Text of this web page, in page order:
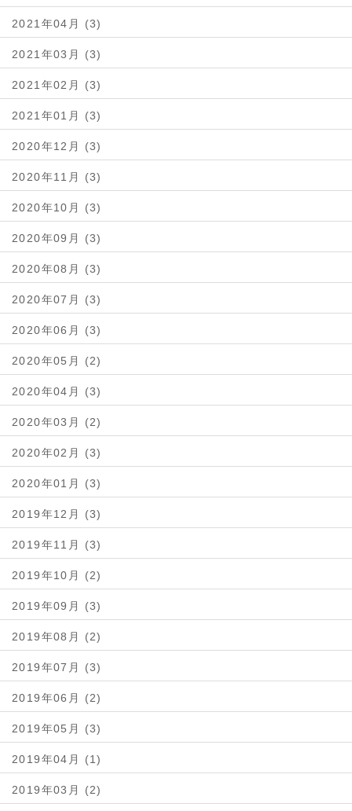
2021年04月 (3)
2021年03月 (3)
2021年02月 (3)
2021年01月 (3)
2020年12月 (3)
2020年11月 (3)
2020年10月 (3)
2020年09月 (3)
2020年08月 (3)
2020年07月 (3)
2020年06月 (3)
2020年05月 (2)
2020年04月 (3)
2020年03月 (2)
2020年02月 (3)
2020年01月 (3)
2019年12月 (3)
2019年11月 (3)
2019年10月 (2)
2019年09月 (3)
2019年08月 (2)
2019年07月 (3)
2019年06月 (2)
2019年05月 (3)
2019年04月 (1)
2019年03月 (2)